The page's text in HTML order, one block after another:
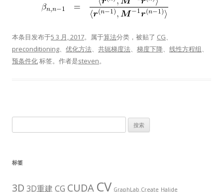
本条目发布于5 3 月, 2017。属于算法分类，被贴了 CG、
preconditioning、 优化方法、 共轭梯度法、 梯度下降、 线性方程组、
预条件化标签。 作者是steven。
索：
标签
3D 3D重建 CG CUDA CV GraphLab Create Halide